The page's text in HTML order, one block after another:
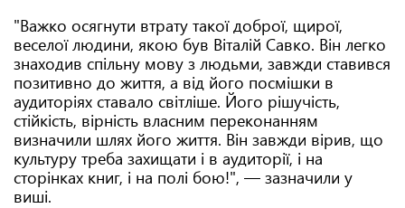
"Важко осягнути втрату такої доброї, щирої,
веселої людини, якою був Віталій Савко. Він легко
знаходив спільну мову з людьми, завжди ставився
позитивно до життя, а від його посмішки в
аудиторіях ставало світліше. Його рішучість,
стійкість, вірність власним переконанням
визначили шлях його життя. Він завжди вірив, що
культуру треба захищати і в аудиторії, і на
сторінках книг, і на полі бою!", — зазначили у
виші.